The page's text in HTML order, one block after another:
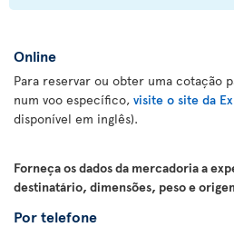
Online
Para reservar ou obter uma cotação
num voo específico, visite o site da
disponível em inglês).
Forneça os dados da mercadoria a
destinatário, dimensões, peso e
Por telefone